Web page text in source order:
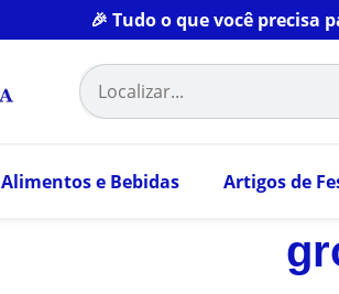
🎉 Tudo o que você precisa
Alimentos e Bebidas Artigos de